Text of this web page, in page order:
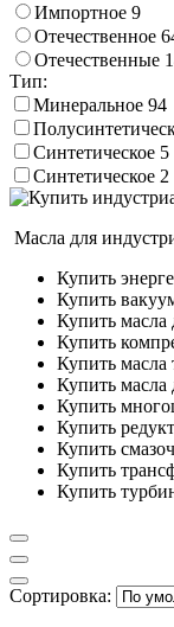
Импортное 9
Отечественное
Отечественные
Тип:
Минеральное 94
Синтетическое 5
Синтетическое 2
Масла для
Купить
Купить
Купить
Купить
Купить масла
Купить масла
Купить
Купить
Купить
Купить
Купить
Сортировка: